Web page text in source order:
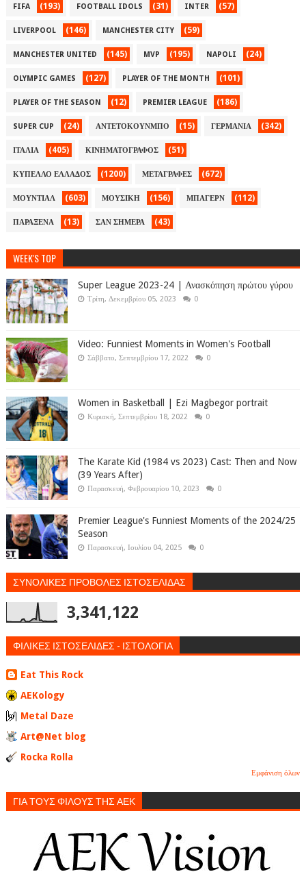
FIFA (193) FOOTBALL IDOLS (31) INTER (57)
LIVERPOOL (146) MANCHESTER CITY (59)
MANCHESTER UNITED (145) MVP (195) NAPOLI (24)
OLYMPIC GAMES (127) PLAYER OF THE MONTH (101)
PLAYER OF THE SEASON (12) PREMIER LEAGUE (186)
SUPER CUP (24) ΑΝΤΕΤΟΚΟΥΝΜΠΟ (15) ΓΕΡΜΑΝΙΑ (342)
ΙΤΑΛΙΑ (405) ΚΙΝΗΜΑΤΟΓΡΑΦΟΣ (51)
ΚΥΠΕΛΛΟ ΕΛΛΑΔΟΣ (1200) ΜΕΤΑΓΡΑΦΕΣ (672)
ΜΟΥΝΤΙΑΛ (603) ΜΟΥΣΙΚΗ (156) ΜΠΑΓΕΡΝ (112)
ΠΑΡΑΞΕΝΑ (13) ΣΑΝ ΣΗΜΕΡΑ (43)
WEEK'S TOP
Super League 2023-24 | Ανασκόπηση πρώτου γύρου
Τρίτη, Δεκεμβρίου 05, 2023 0
Video: Funniest Moments in Women's Football
Σάββατο, Σεπτεμβρίου 17, 2022 0
Women in Basketball | Ezi Magbegor portrait
Κυριακή, Σεπτεμβρίου 18, 2022 0
The Karate Kid (1984 vs 2023) Cast: Then and Now
(39 Years After)
Παρασκευή, Φεβρουαρίου 10, 2023 0
Premier League's Funniest Moments of the 2024/25
Season
Παρασκευή, Ιουλίου 04, 2025 0
ΣΥΝΟΛΙΚΕΣ ΠΡΟΒΟΛΕΣ ΙΣΤΟΣΕΛΙΔΑΣ
3,341,122
ΦΙΛΙΚΕΣ ΙΣΤΟΣΕΛΙΔΕΣ - ΙΣΤΟΛΟΓΙΑ
Eat This Rock
AEKology
Metal Daze
Art@Net blog
Rocka Rolla
Εμφάνιση όλων
ΓΙΑ ΤΟΥΣ ΦΙΛΟΥΣ ΤΗΣ ΑΕΚ